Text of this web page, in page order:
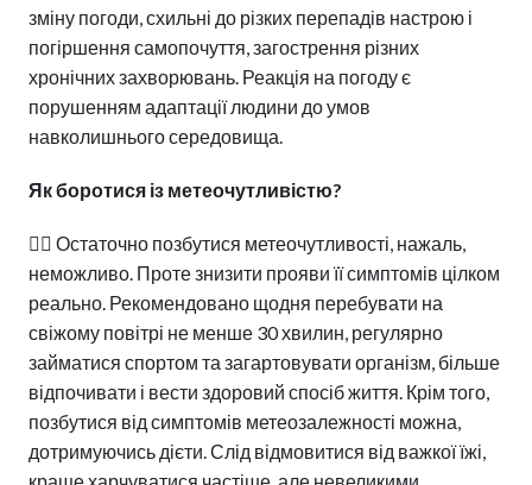
зміну погоди, схильні до різких перепадів настрою і
погіршення самопочуття, загострення різних
хронічних захворювань. Реакція на погоду є
порушенням адаптації людини до умов
навколишнього середовища.
Як боротися із метеочутливістю?
👩‍⚕️ Остаточно позбутися метеочутливості, нажаль,
неможливо. Проте знизити прояви її симптомів цілком
реально. Рекомендовано щодня перебувати на
свіжому повітрі не менше 30 хвилин, регулярно
займатися спортом та загартовувати організм, більше
відпочивати і вести здоровий спосіб життя. Крім того,
позбутися від симптомів метеозалежності можна,
дотримуючись дієти. Слід відмовитися від важкої їжі,